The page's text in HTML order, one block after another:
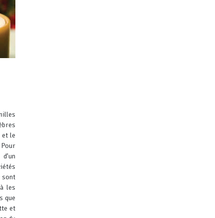
et le
sont
les
que
et